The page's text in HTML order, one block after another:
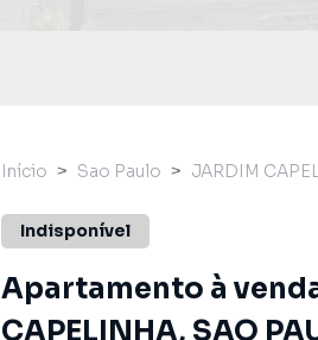
Início Sao Paulo JARDIM
Indisponível
Apartamento à venda
CAPELINHA, SAO